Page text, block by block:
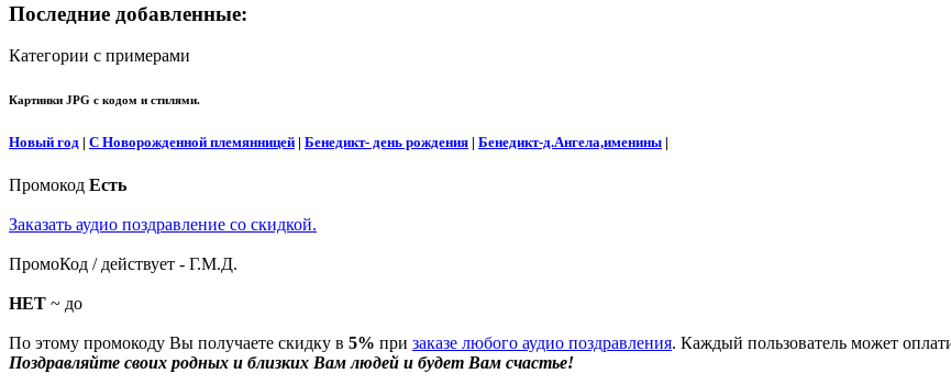
Последние добавленные:
Категории с примерами
Картинки JPG с кодом и стилями.
Новый год | С Новорожденной племянницей | Бенедикт- день рождения | Бенедикт-д.Ангела,именины |
Промокод Есть
Заказать аудио поздравление со скидкой.
ПромоКод / действует - Г.М.Д.
НЕТ ~ до
По этому промокоду Вы получаете скидку в 5% при заказе любого аудио поздравления. Каждый пользователь может
Поздравляйте своих родных и близких Вам людей и будет Вам счастье!